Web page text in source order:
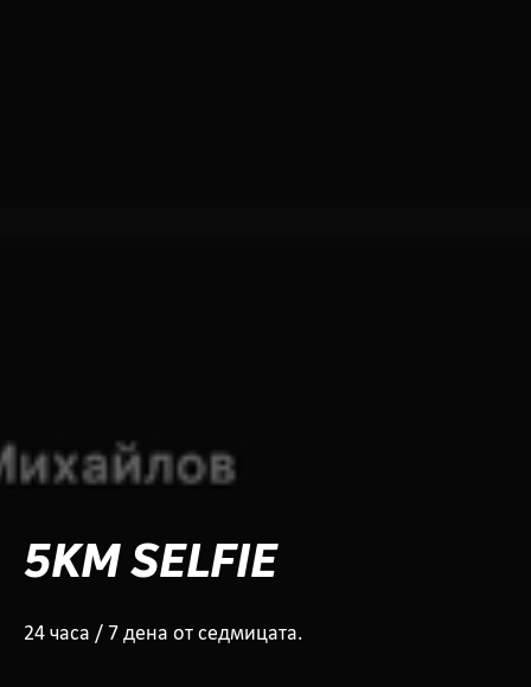
5KM SELFIE
24 часа / 7 дена от седмицата.